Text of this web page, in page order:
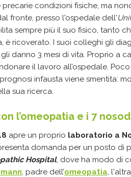
precarie condizioni fisiche, ma
fronte, presso l'ospedale dell'
sempre più il suo fisico, tanto
è ricoverato. I suoi colleghi gli
danno 3 mesi di vita. Proprio a
il lavoro all’ospedale.
infausta viene smentita:
sua ricerca.
l’omeopatia e i 7
apre un proprio laboratorio a
domanda per un posto di
Hospital, dove ha modo di
, padre dell’omeopatia,